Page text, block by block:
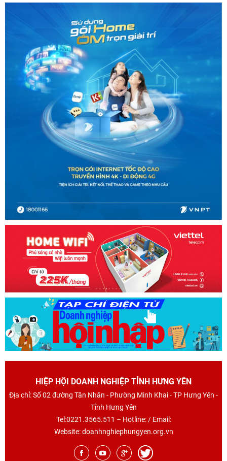
HIỆP HỘI DOANH NGHIỆP TỈNH HƯNG YÊN
Địa chỉ: Số 02 đường Tân Nhân - Phường Minh Khai - TP Hưng Yên -
Tỉnh Hưng Yên
Tel:0221.3565.511 – Hotline: / Email:
Website: doanhnghiephungyen.org.vn